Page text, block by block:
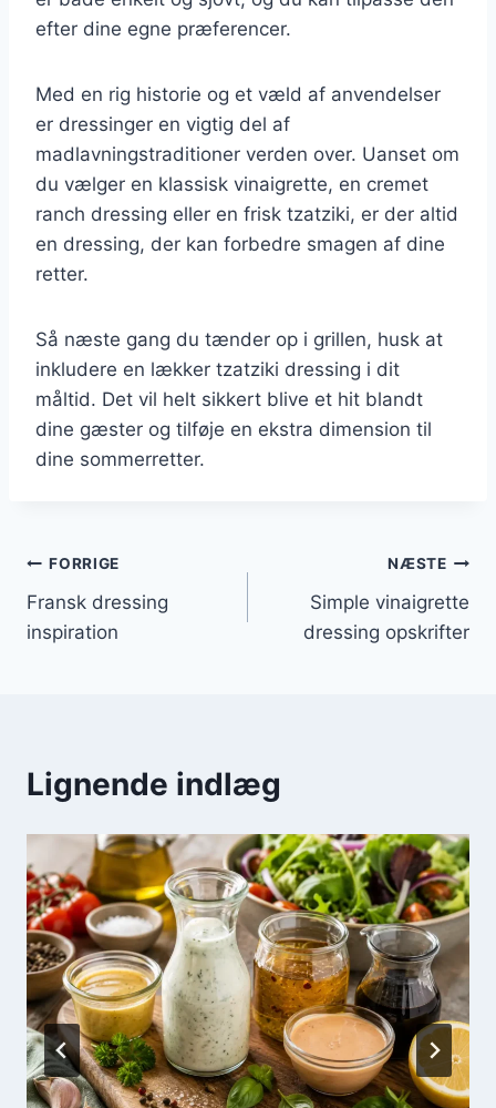
efter dine egne præferencer.
Med en rig historie og et væld af anvendelser
er dressinger en vigtig del af
madlavningstraditioner verden over. Uanset om
du vælger en klassisk vinaigrette, en cremet
ranch dressing eller en frisk tzatziki, er der altid
en dressing, der kan forbedre smagen af dine
retter.
Så næste gang du tænder op i grillen, husk at
inkludere en lækker tzatziki dressing i dit
måltid. Det vil helt sikkert blive et hit blandt
dine gæster og tilføje en ekstra dimension til
dine sommerretter.
Indlægsnavigation
FORRIGE
Fransk dressing
inspiration
NÆSTE
Simple vinaigrette
dressing opskrifter
Lignende indlæg